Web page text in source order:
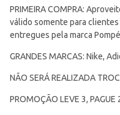
PRIMEIRA COMPRA:
válido somente para
entregues pela marca
GRANDES MARCAS: Nike,
NÃO SERÁ REALIZADA
PROMOÇÃO LEVE 3,